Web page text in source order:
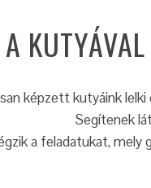
képzett kutyáink
Segítenek
a feladatukat,